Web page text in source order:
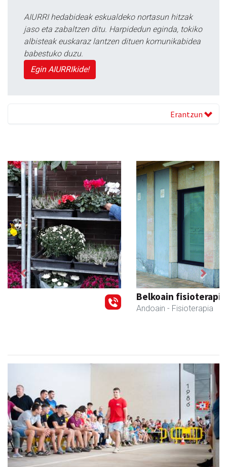
AIURRI hedabideak eskualdeko nortasun hitzak
jaso eta zabaltzen ditu. Harpidedun eginda, tokiko
albisteak euskaraz lantzen dituen komunikabidea
babestuko duzu.
Egin AIURRIkide!
Erantzun
Belkoain fisioterapia zerbitzua
Previous Next